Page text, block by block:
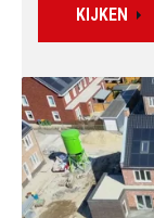
KIJKEN